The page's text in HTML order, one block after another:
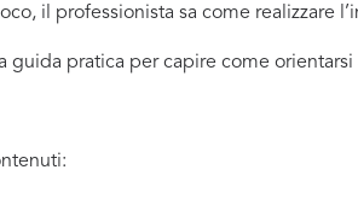
il professionista sa come realizzare
guida pratica per capire come